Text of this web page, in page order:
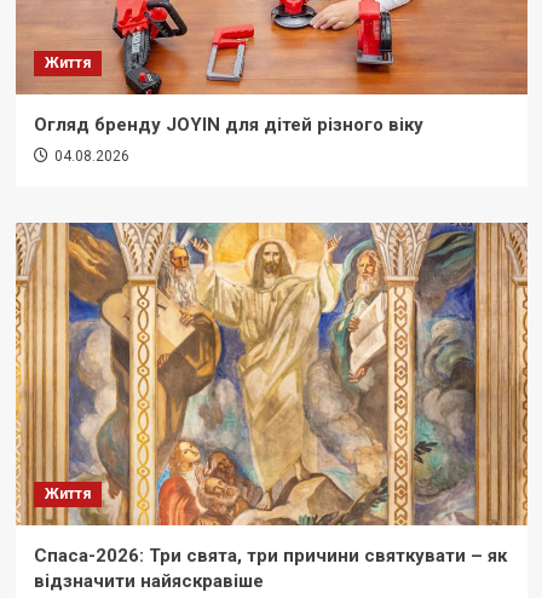
Життя
Огляд бренду JOYIN для дітей різного віку
04.08.2026
Життя
Спаса-2026: Три свята, три причини святкувати – як
відзначити найяскравіше